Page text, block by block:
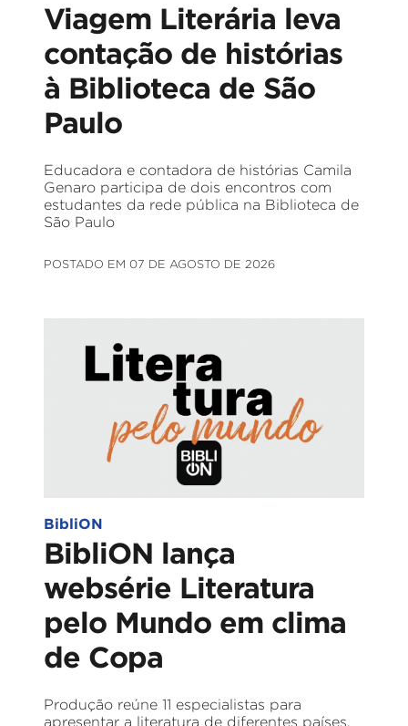
Viagem Literária leva
contação de histórias
à Biblioteca de São
Paulo
Educadora e contadora de histórias Camila
Genaro participa de dois encontros com
estudantes da rede pública na Biblioteca de
São Paulo
POSTADO EM 07 DE AGOSTO DE 2026
BibliON
BibliON lança
websérie Literatura
pelo Mundo em clima
de Copa
Produção reúne 11 especialistas para
apresentar a literatura de diferentes países,